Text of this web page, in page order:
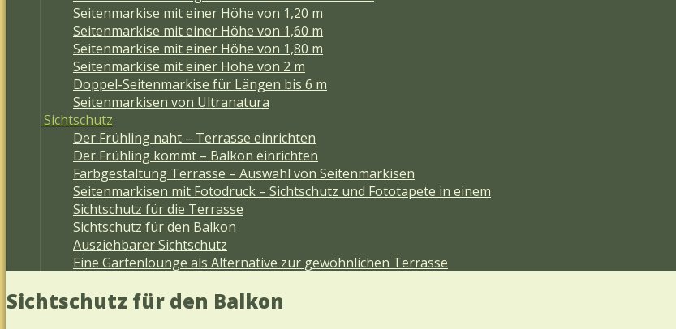
Seitenmarkise mit einer Höhe von 1,20 m
Seitenmarkise mit einer Höhe von 1,60 m
Seitenmarkise mit einer Höhe von 1,80 m
Seitenmarkise mit einer Höhe von 2 m
Doppel-Seitenmarkise für Längen bis 6 m
Seitenmarkisen von Ultranatura
Sichtschutz
Der Frühling naht – Terrasse einrichten
Der Frühling kommt – Balkon einrichten
Farbgestaltung Terrasse – Auswahl von Seitenmarkisen
Seitenmarkisen mit Fotodruck – Sichtschutz und Fototapete in einem
Sichtschutz für die Terrasse
Sichtschutz für den Balkon
Ausziehbarer Sichtschutz
Eine Gartenlounge als Alternative zur gewöhnlichen Terrasse
Sichtschutz für den Balkon